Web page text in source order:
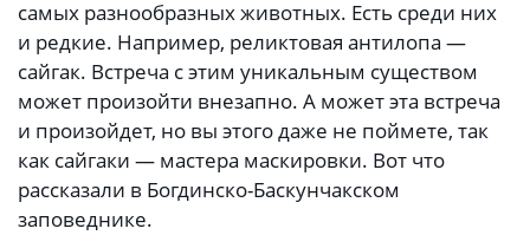
самых разнообразных животных. Есть среди них
и редкие. Например, реликтовая антилопа —
сайгак. Встреча с этим уникальным существом
может произойти внезапно. А может эта встреча
и произойдет, но вы этого даже не поймете, так
как сайгаки — мастера маскировки. Вот что
рассказали в Богдинско-Баскунчакском
заповеднике.